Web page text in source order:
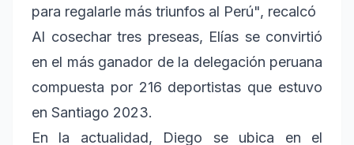
para regalarle más triunfos al Perú", recalcó
Al cosechar tres preseas, Elías se convirtió
en el más ganador de la delegación peruana
compuesta por 216 deportistas que estuvo
en Santiago 2023.
En la actualidad, Diego se ubica en el